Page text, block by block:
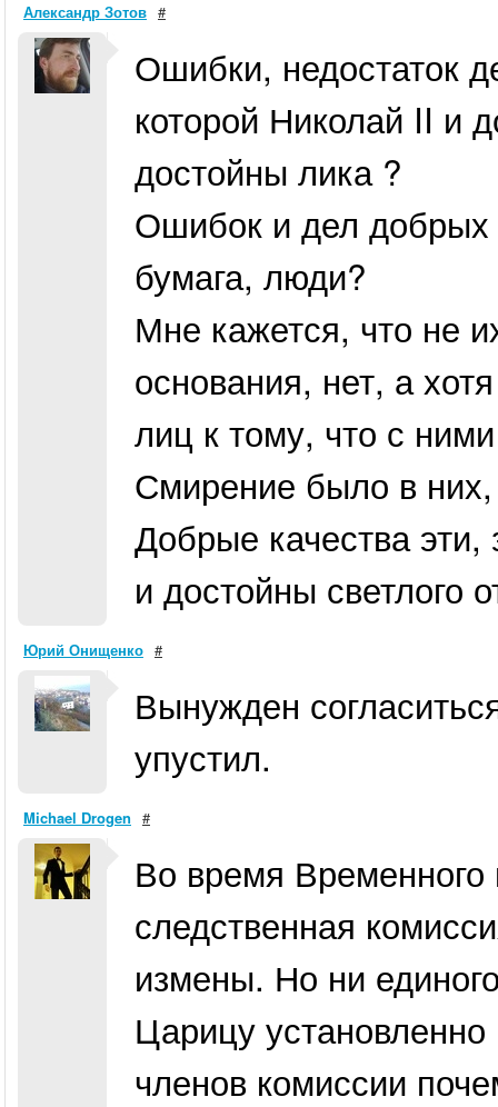
Александр Зотов #
Ошибки, недостаток
которой Николай II и
достойны лика ?
Ошибок и дел добрых
бумага, люди?
Мне кажется, что не
основания, нет, а
лиц к тому, что с
Смирение было в
Добрые качества
и достойны светлого
Юрий Онищенко #
Вынужден
упустил.
Michael Drogen #
Во время Временного
следственная
измены. Но ни
Царицу
членов комиссии